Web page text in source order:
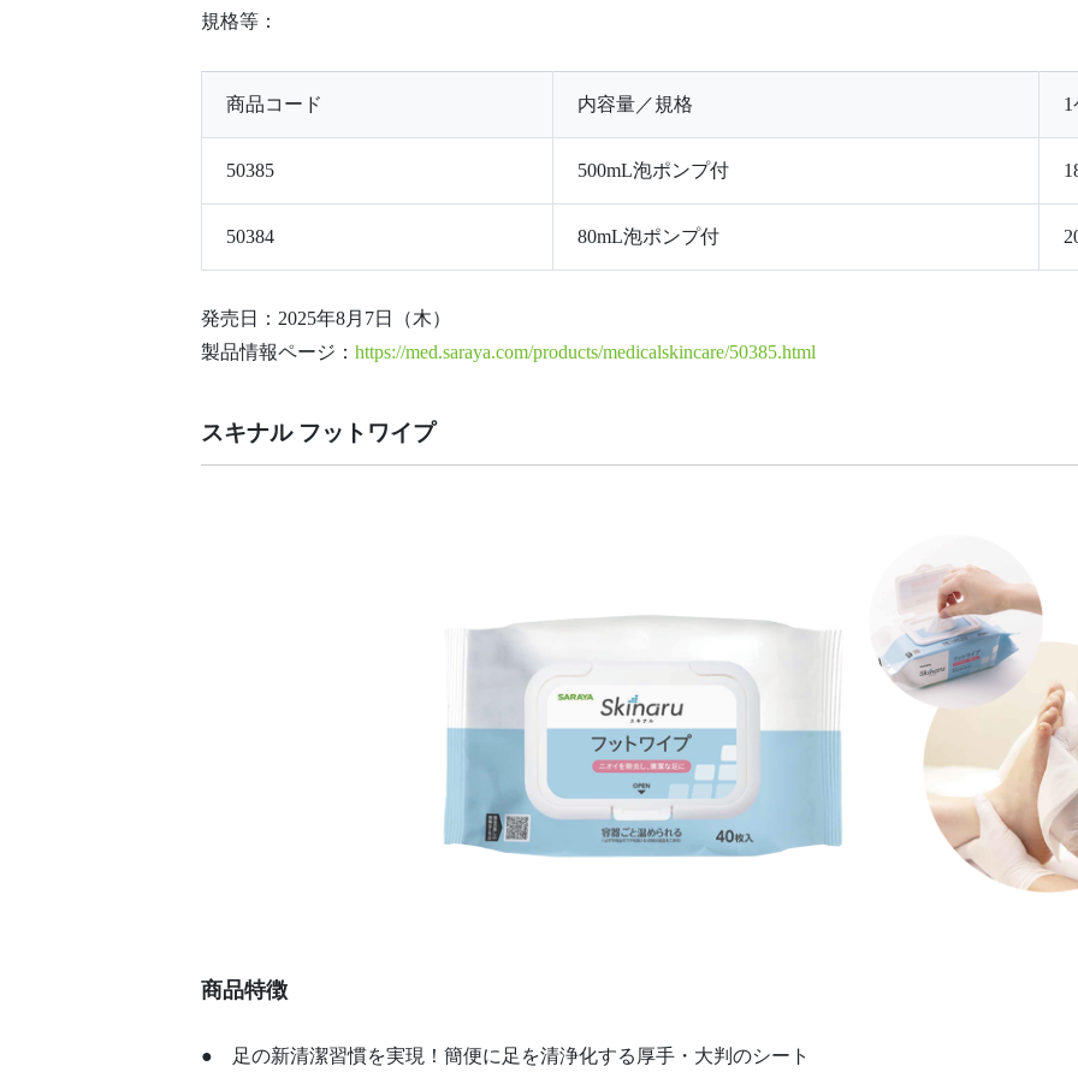
規格等：
商品コード 内容量／規格
50385 500mL泡ポンプ付
50384 80mL泡ポンプ付
発売日：2025年8月7日（木）
製品情報ページ： https://med.saraya.com/products/medicalskincare/50385.html
スキナル フットワイプ
商品特徴
● 足の新清潔習慣を実現！簡便に足を清浄化する厚手・大判のシート